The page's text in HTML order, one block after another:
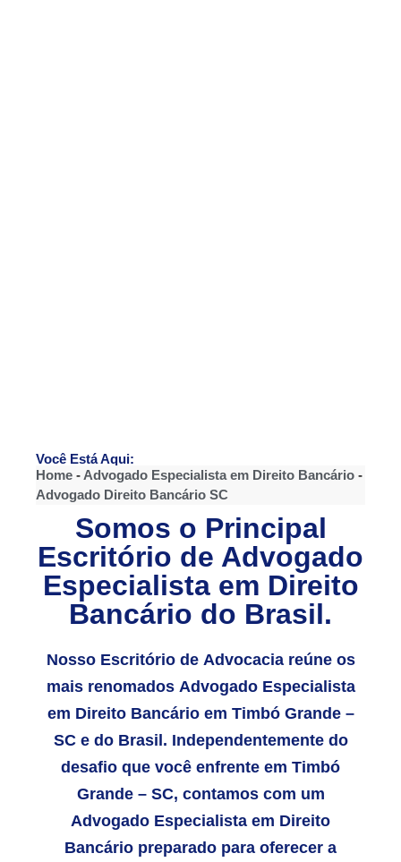
Você Está Aqui:
Home - Advogado Especialista em Direito Bancário -
Advogado Direito Bancário SC
Somos o Principal
Escritório de Advogado
Especialista em Direito
Bancário do Brasil.
Nosso Escritório de Advocacia reúne os
mais renomados Advogado Especialista
em Direito Bancário em Timbó Grande –
SC e do Brasil. Independentemente do
desafio que você enfrente em Timbó
Grande – SC, contamos com um
Advogado Especialista em Direito
Bancário preparado para oferecer a